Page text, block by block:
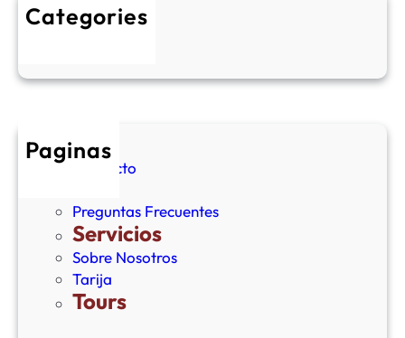
Categories
Uncategorised
Paginas
Contacto
Preguntas Frecuentes
Servicios
Sobre Nosotros
Tarija
Tours